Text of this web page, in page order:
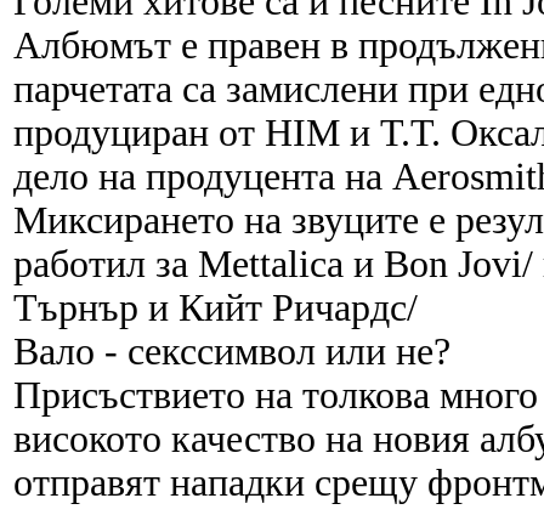
Албюмът е правен в
парчетата са замислени при
продуциран от HIM и Т.Т.
дело на продуцента на
Миксирането на звуците е
работил за Mettalica и Bon
Търнър и Кийт Ричардс/
Вало - секссимвол или не?
Присъствието на толкова
високото качество на новия
отправят нападки срещу